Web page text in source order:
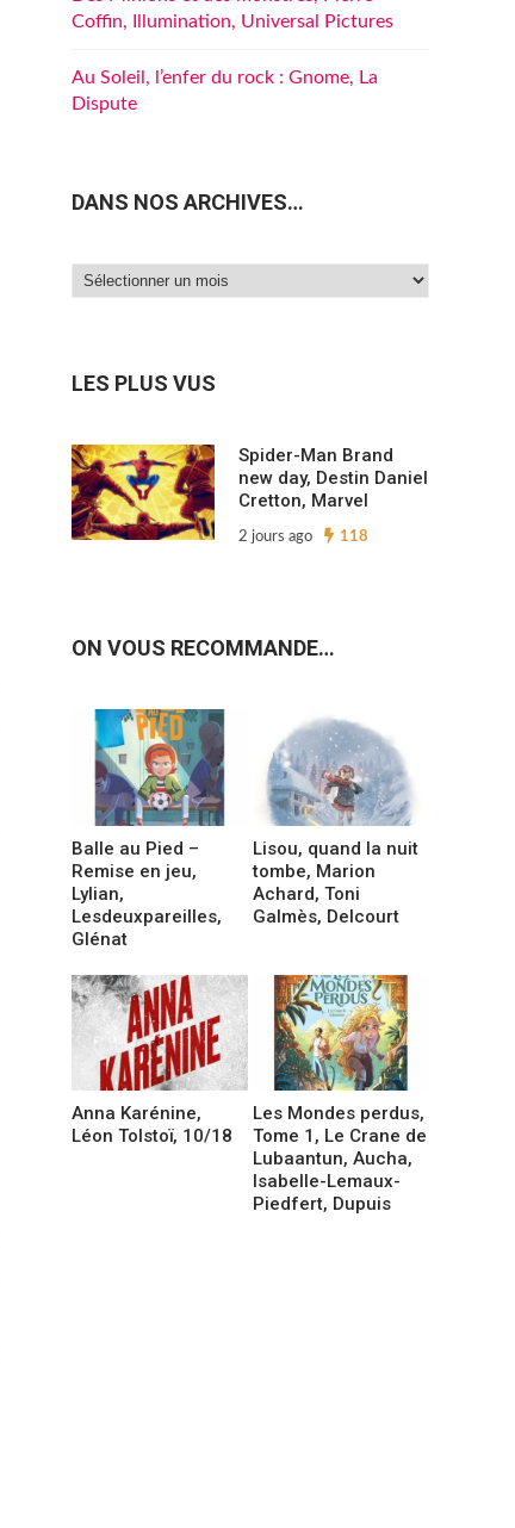
Coffin, Illumination, Universal Pictures
Au Soleil, l’enfer du rock : Gnome, La
Dispute
DANS NOS ARCHIVES…
Dans
LES PLUS VUS
Spider-Man Brand
new day, Destin Daniel
Cretton, Marvel
2 jours ago 118
ON VOUS RECOMMANDE…
Balle au Pied –
Remise en jeu,
Lylian,
Lesdeuxpareilles,
Glénat
Lisou, quand la nuit
tombe, Marion
Achard, Toni
Galmès, Delcourt
Anna Karénine,
Léon Tolstoï, 10/18
Les Mondes perdus,
Tome 1, Le Crane de
Lubaantun, Aucha,
Isabelle-Lemaux-
Piedfert, Dupuis